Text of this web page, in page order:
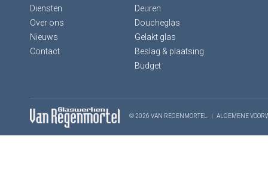
Diensten
Over ons
Nieuws
Contact
Deuren
Doucheglas
Gelakt glas
Beslag & plaatsing
Budget
© 2026 VAN REGENMORTEL ALGEMENE